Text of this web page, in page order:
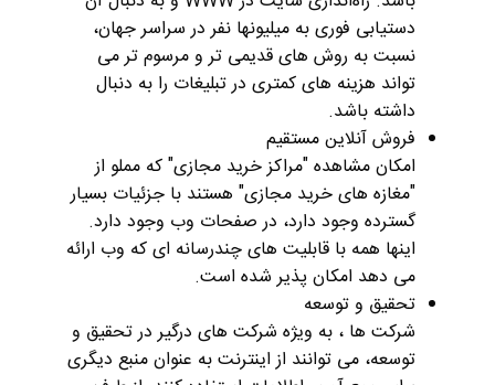
دستیابی فوری به میلیونها نفر در سراسر جهان،
نسبت به روش های قدیمی تر و مرسوم تر می
تواند هزینه های کمتری در تبلیغات را به دنبال
داشته باشد.
فروش آنلاین مستقیم
امکان مشاهده "مراکز خرید مجازی" که مملو از
"مغازه های خرید مجازی" هستند با جزئیات بسیار
گسترده وجود دارد، در صفحات وب وجود دارد.
اینها همه با قابلیت های چندرسانه ای که وب ارائه
می دهد امکان پذیر شده است.
تحقیق و توسعه
شرکت ها ، به ویژه شرکت های درگیر در تحقیق و
توسعه، می توانند از اینترنت به عنوان منبع دیگری